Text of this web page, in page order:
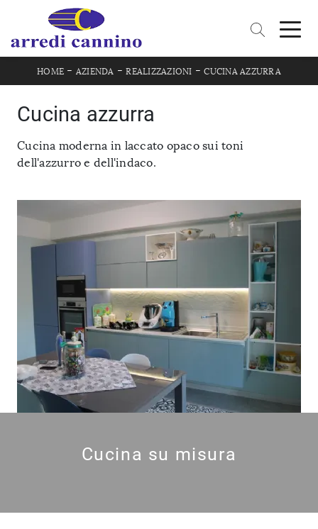
HOME - AZIENDA -REALIZZAZIONI -CUCINA AZZURRA
Cucina azzurra
Cucina moderna in laccato opaco sui toni
dell'azzurro e dell'indaco.
Cucina su misura